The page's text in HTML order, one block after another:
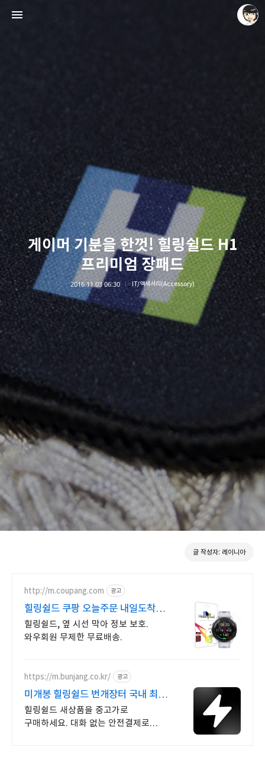
게이머 기분을 한껏! 힐링쉴드 H1
프리미엄 장패드
2016.11.03 06:30 IT/액세서리(Accessory)
글 작성자: 레이니아
http://m.coupang.com 광고
힐링쉴드 쿠팡 오늘주문 내일도착
로켓배송
힐링쉴드, 옆 시선 막아 정보 보호.
와우회원 무제한 무료배송.
https://m.bunjang.co.kr/ 광고
미개봉 힐링쉴드 번개장터 국내 최대
브랜드 중고거래
힐링쉴드 새상품을 중고가로
구매하세요. 대화 없는 안전결제로